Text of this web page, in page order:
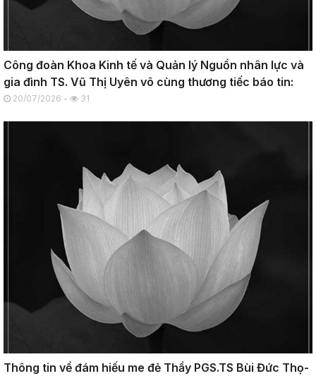
Công đoàn Khoa Kinh tế và Quản lý Nguồn nhân lực và
gia đình TS. Vũ Thị Uyên vô cùng thương tiếc báo tin:
20/07/2026 - 31
Thông tin về đám hiếu me đẻ Thầy PGS.TS Bùi Đức Thọ-